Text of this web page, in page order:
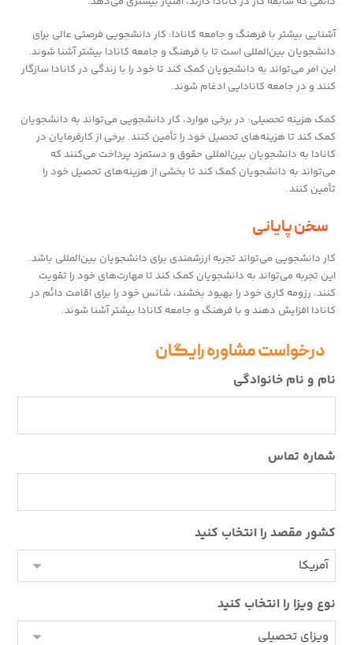
آشنایی بیشتر با فرهنگ و جامعه کانادا: کار دانشجویی فرصتی عالی برای
دانشجویان بین‌المللی است تا با فرهنگ و جامعه کانادا بیشتر آشنا شوند.
این امر می‌تواند به دانشجویان کمک کند تا خود را با زندگی در کانادا سازگار
کنند و در جامعه کانادایی ادغام شوند.
کمک هزینه تحصیلی: در برخی موارد، کار دانشجویی می‌تواند به دانشجویان
کمک کند تا هزینه‌های تحصیل خود را تأمین کنند. برخی از کارفرمایان در
کانادا به دانشجویان بین‌المللی حقوق و دستمزد پرداخت می‌کنند که
می‌تواند به دانشجویان کمک کند تا بخشی از هزینه‌های تحصیل خود را
تأمین کنند.
سخن پایانی
کار دانشجویی می‌تواند تجربه ارزشمندی برای دانشجویان بین‌المللی باشد.
این تجربه می‌تواند به دانشجویان کمک کند تا مهارت‌های خود را تقویت
کنند، رزومه کاری خود را بهبود بخشند، شانس خود را برای اقامت دائم در
کانادا افزایش دهند و با فرهنگ و جامعه کانادا بیشتر آشنا شوند.
درخواست مشاوره رایگان
نام و نام خانوادگی
شماره تماس
کشور مقصد را انتخاب کنید
نوع ویزا را انتخاب کنید